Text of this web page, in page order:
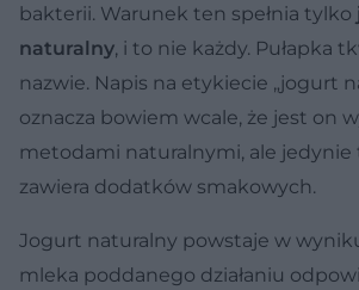
bakterii. Warunek ten spełnia tylko
naturalny, i to nie każdy. Pułapka
nazwie. Napis na etykiecie „jogurt
oznacza bowiem wcale, że jest on
metodami naturalnymi, ale jedynie
zawiera dodatków smakowych.
Jogurt naturalny powstaje w
mleka poddanego działaniu